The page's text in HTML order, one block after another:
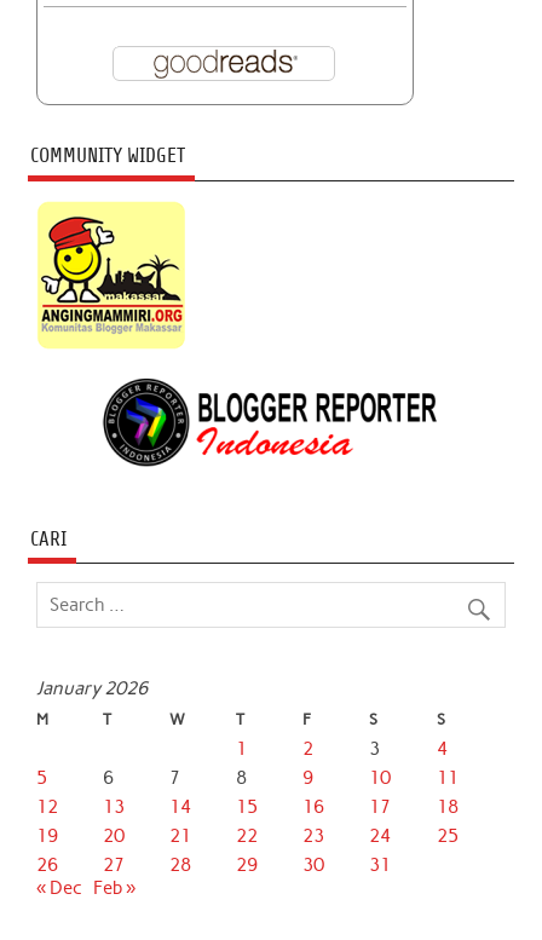
COMMUNITY WIDGET
CARI
January 2026
M T W T F S S
1 2 3
4
5
6 7 8 9 10
11
12
13 14 15 16 17
18
19
20 21 22 23 24
25
26
27 28 29 30
31
« Dec
Feb »